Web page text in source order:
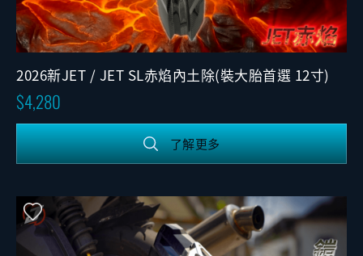
2026新JET / JET SL赤焰內土除(裝大胎首選 12寸)
4,280
了解更多